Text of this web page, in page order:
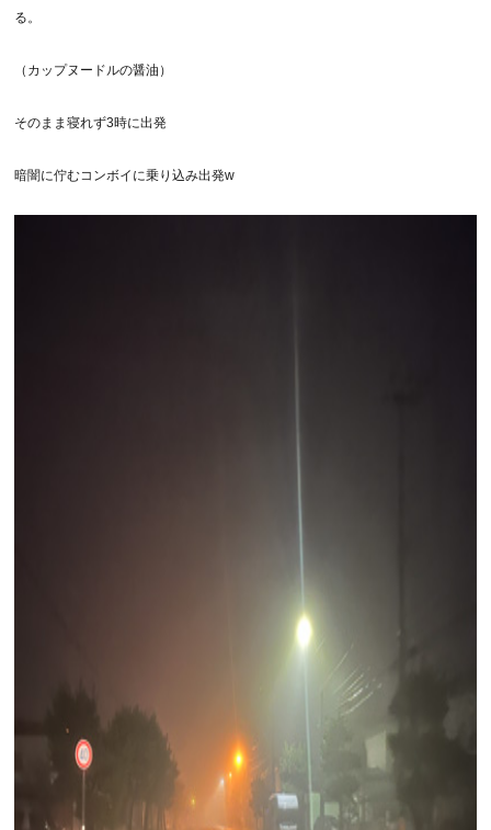
る。
（カップヌードルの醤油）
そのまま寝れず3時に出発
暗闇に佇むコンボイに乗り込み出発w